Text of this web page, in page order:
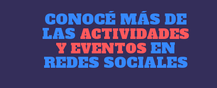
CONOCÉ MÁS DE
LAS ACTIVIDADES
Y EVENTOSEN
REDES SOCIALES